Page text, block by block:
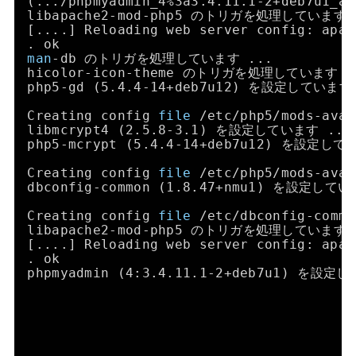
libapache2-mod-php5 のトリガを処理していま
[....] Reloading web server config:
. ok
man-db のトリガを処理しています ...
hicolor-icon-theme のトリガを処理していま
php5-gd (5.4.4-14+deb7u12) を設定していま
Creating config file
/etc/php5/mods-
libmcrypt4 (2.5.8-3.1) を設定しています ...
php5-mcrypt (5.4.4-14+deb7u12) を設定して
Creating config file
/etc/php5/mods-
dbconfig-common (1.8.47+nmu1) を設定して
Creating config file
/etc/dbconfig-
libapache2-mod-php5 のトリガを処理していま
[....] Reloading web server config:
. ok
phpmyadmin (4:3.4.11.1-2+deb7u1) を設定